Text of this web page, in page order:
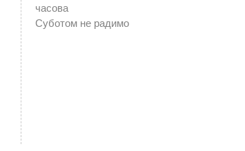
часова
Суботом не радимо